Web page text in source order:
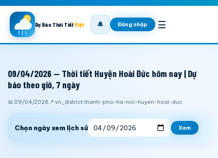
Dự Báo Thời TiếtViệt 🔔 Đăng nhập ☰
09/04/2026 — Thời tiết Huyện Hoài Đức hôm nay | Dự
báo theo giờ, 7 ngày
📅 09/04/2026 📍 vn_district:thanh-pho-ha-noi-huyen-hoai-duc
Chọn ngày xem lịch sử Xem